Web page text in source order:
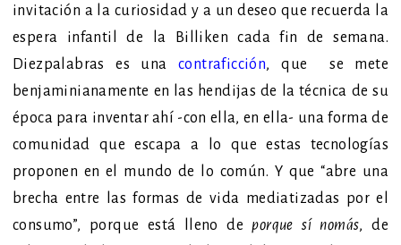
invitación a la curiosidad y a un deseo que recuerda la
espera infantil de la Billiken cada fin de semana.
Diezpalabras es unacontraficción, que se mete
benjaminianamente en las hendijas de la técnica de su
época para inventar ahí -con ella, en ella- una forma de
comunidad que escapa a lo que estas tecnologías
proponen en el mundo de lo común. Y que “abre una
brecha entre las formas de vida mediatizadas por el
consumo”, porque está lleno deporque sí nomás, de